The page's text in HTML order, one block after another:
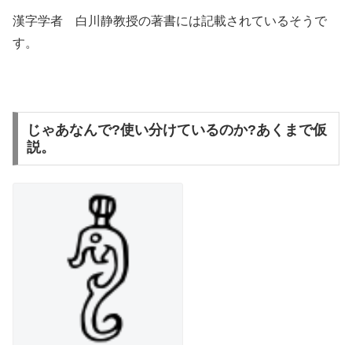
漢字学者 白川静教授の著書には記載されているそうで
す。
じゃあなんで?使い分けているのか?あくまで仮
説。